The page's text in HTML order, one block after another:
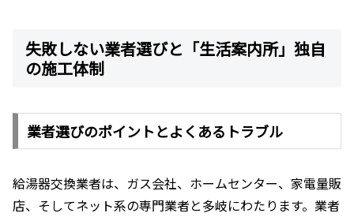
失敗しない業者選びと「生活案内所」独自
の施工体制
業者選びのポイントとよくあるトラブル
給湯器交換業者は、ガス会社、ホームセンター、家電量販
店、そしてネット系の専門業者と多岐にわたります。業者